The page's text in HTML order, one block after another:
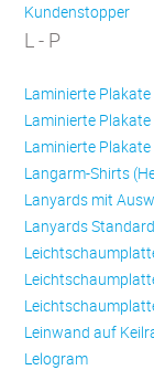
Kundenstopper
L - P
Laminierte Plakate
Laminierte Plakate
Laminierte Plakate
Langarm-Shirts
Lanyards mit
Lanyards Standard
Leinwand auf
Lelogram